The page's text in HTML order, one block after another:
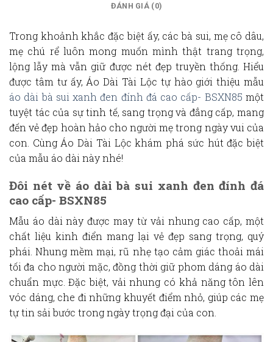
ĐÁNH GIÁ (0)
Trong khoảnh khắc đặc biệt ấy, các bà sui, mẹ cô dâu,
mẹ chú rể luôn mong muốn mình thật trang trọng,
lộng lẫy mà vẫn giữ được nét đẹp truyền thống. Hiểu
được tâm tư ấy, Áo Dài Tài Lộc tự hào giới thiệu mẫu
áo dài bà sui xanh đen đính đá cao cấp- BSXN85 một
tuyệt tác của sự tinh tế, sang trọng và đẳng cấp, mang
đến vẻ đẹp hoàn hảo cho người mẹ trong ngày vui của
con. Cùng Áo Dài Tài Lộc khám phá sức hút đặc biệt
của mẫu áo dài này nhé!
Đôi nét về áo dài bà sui xanh đen đính đá
cao cấp- BSXN85
Mẫu áo dài này được may từ vải nhung cao cấp, một
chất liệu kinh điển mang lại vẻ đẹp sang trọng, quý
phái. Nhung mềm mại, rũ nhẹ tạo cảm giác thoải mái
tối đa cho người mặc, đồng thời giữ phom dáng áo dài
chuẩn mực. Đặc biệt, vải nhung có khả năng tôn lên
vóc dáng, che đi những khuyết điểm nhỏ, giúp các mẹ
tự tin sải bước trong ngày trọng đại của con.